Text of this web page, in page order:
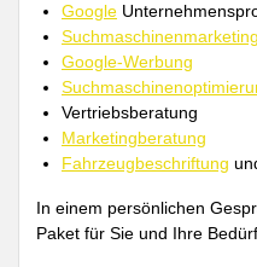
Google
Suchmaschinenmarketing
Google-Werbung
Vertriebsberatung
Marketingberatung
Fahrzeugbeschriftung
In einem persönlichen
Paket für Sie und Ihre